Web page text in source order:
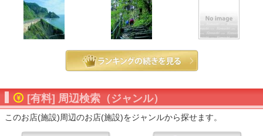
[有料] 周辺検索（ジャンル）
このお店(施設)周辺のお店(施設)をジャンルから探せます。